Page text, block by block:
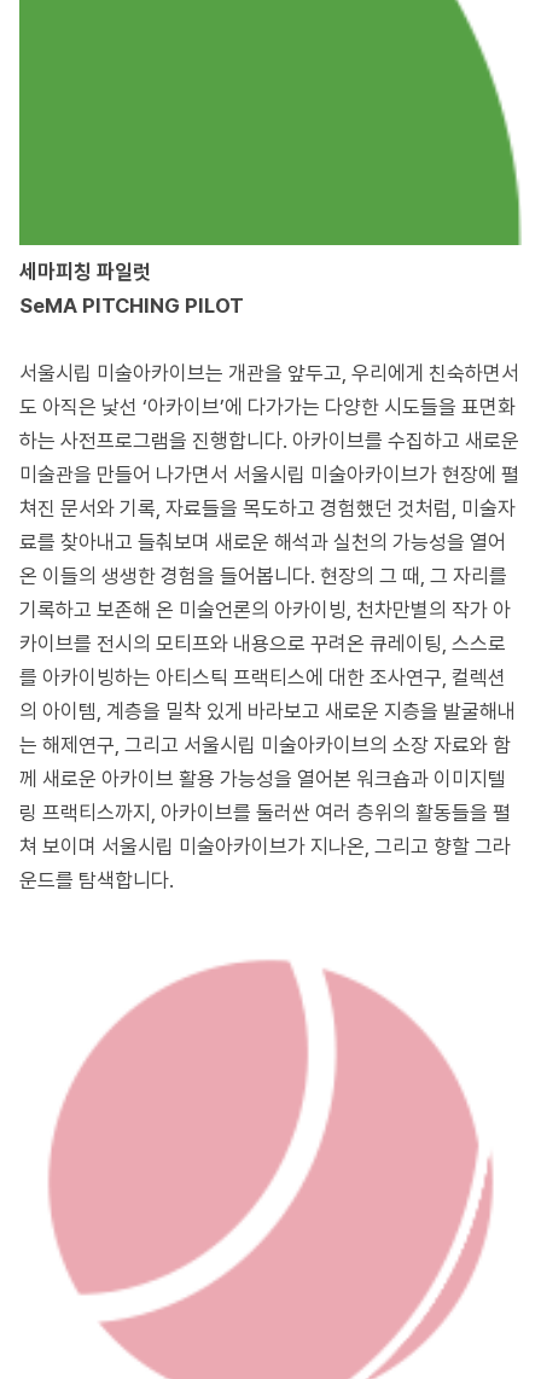
세마피칭 파일럿
SeMA PITCHING PILOT
서울시립 미술아카이브는 개관을 앞두고, 우리에게 친숙하면서
도 아직은 낯선 ‘아카이브’에 다가가는 다양한 시도들을 표면화
하는 사전프로그램을 진행합니다. 아카이브를 수집하고 새로운
미술관을 만들어 나가면서 서울시립 미술아카이브가 현장에 펼
쳐진 문서와 기록, 자료들을 목도하고 경험했던 것처럼, 미술자
료를 찾아내고 들춰보며 새로운 해석과 실천의 가능성을 열어
온 이들의 생생한 경험을 들어봅니다. 현장의 그 때, 그 자리를
기록하고 보존해 온 미술언론의 아카이빙, 천차만별의 작가 아
카이브를 전시의 모티프와 내용으로 꾸려온 큐레이팅, 스스로
를 아카이빙하는 아티스틱 프랙티스에 대한 조사연구, 컬렉션
의 아이템, 계층을 밀착 있게 바라보고 새로운 지층을 발굴해내
는 해제연구, 그리고 서울시립 미술아카이브의 소장 자료와 함
께 새로운 아카이브 활용 가능성을 열어본 워크숍과 이미지텔
링 프랙티스까지, 아카이브를 둘러싼 여러 층위의 활동들을 펼
쳐 보이며 서울시립 미술아카이브가 지나온, 그리고 향할 그라
운드를 탐색합니다.